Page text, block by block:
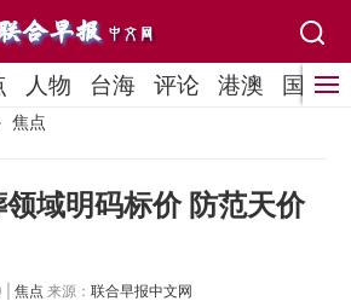
人物 台海 评论 港澳 国际
焦点
域明码标价 防范天价
焦点 来源： 联合早报中文网